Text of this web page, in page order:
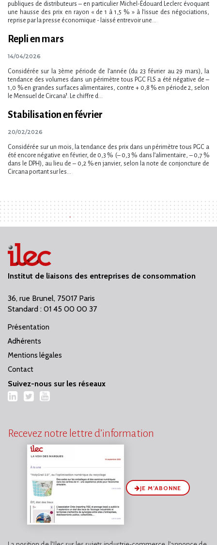
publiques de distributeurs – en particulier Michel-Édouard Leclerc évoquant
une hausse des prix en rayon « de 1 à 1,5 % » à l​‌’issue des négociations,
reprise par la presse économique - laissé entrevoir une...
Repli en mars
14/04/2026
Considérée sur la 3ème période de l​‌’année (du 23 février au 29 mars), la
tendance des volumes dans un périmètre tous PGC FLS a été négative de –
1,0 % en grandes surfaces alimentaires, contre + 0,8 % en période 2, selon
le Mensuel de Circana¹. Le chiffre d​‌...
Stabilisation en février
20/02/2026
Considérée sur un mois, la tendance des prix dans un périmètre tous PGC a
été encore négative en février, de 0,3 % (– 0,3 % dans l’alimentaire, – 0,7 %
dans le DPH), au lieu de – 0,2 % en janvier, selon la note de conjoncture de
Circana portant sur les...
Institut de liaisons des entreprises de consommation
36, rue Brunel, 75017 Paris
Standard : 01 45 00 00 37
Présentation
Adhérents
Mentions légales
Contact
Suivez-nous sur les réseaux
LinkedIn
TwitterYouTube
Recevez notre lettre d’information
JE M’ABONNE